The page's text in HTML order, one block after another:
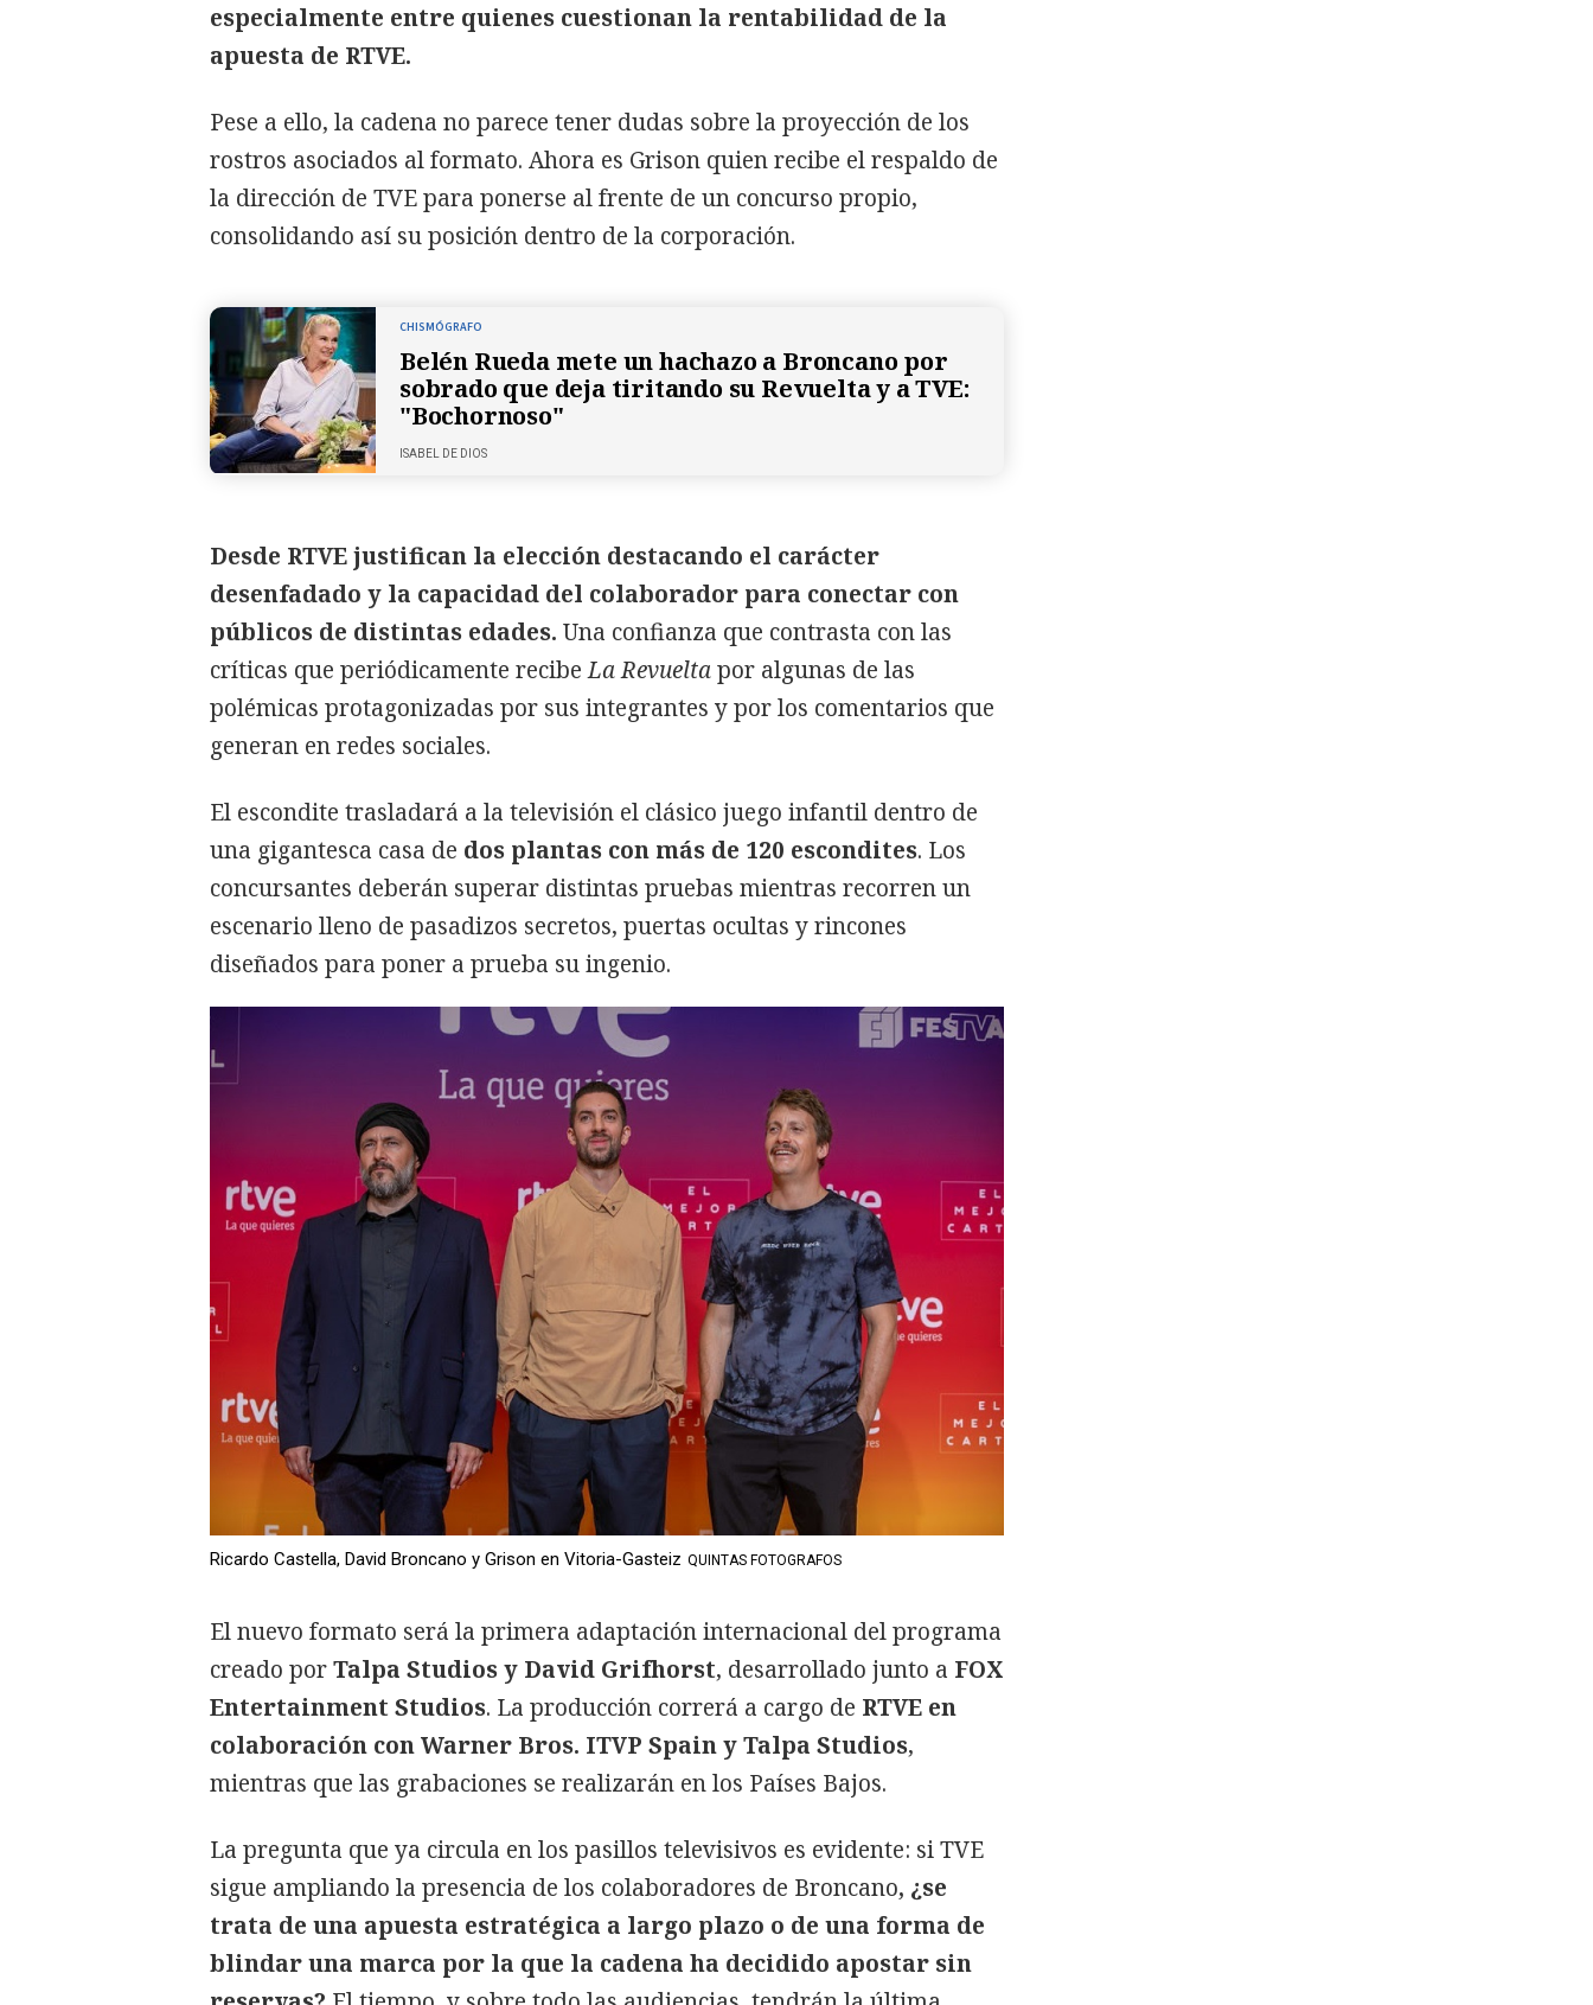
especialmente entre quienes cuestionan la rentabilidad de la
apuesta de RTVE.
Pese a ello, la cadena no parece tener dudas sobre la proyección de los
rostros asociados al formato. Ahora es Grison quien recibe el respaldo de
la dirección de TVE para ponerse al frente de un concurso propio,
consolidando así su posición dentro de la corporación.
CHISMÓGRAFO
Belén Rueda mete un hachazo a Broncano por
sobrado que deja tiritando su Revuelta y a TVE:
"Bochornoso"
ISABEL DE DIOS
Desde RTVE justifican la elección destacando el carácter
desenfadado y la capacidad del colaborador para conectar con
públicos de distintas edades. Una confianza que contrasta con las
críticas que periódicamente recibeLa Revueltapor algunas de las
polémicas protagonizadas por sus integrantes y por los comentarios que
generan en redes sociales.
El escondite trasladará a la televisión el clásico juego infantil dentro de
una gigantesca casa de dos plantas con más de 120 escondites. Los
concursantes deberán superar distintas pruebas mientras recorren un
escenario lleno de pasadizos secretos, puertas ocultas y rincones
diseñados para poner a prueba su ingenio.
Ricardo Castella, David Broncano y Grison en Vitoria-Gasteiz QUINTAS FOTOGRAFOS
El nuevo formato será la primera adaptación internacional del programa
creado porTalpa Studios y David Grifhorst, desarrollado junto a FOX
Entertainment Studios. La producción correrá a cargo de RTVE en
colaboración con Warner Bros. ITVP Spain y Talpa Studios,
mientras que las grabaciones se realizarán en los Países Bajos.
La pregunta que ya circula en los pasillos televisivos es evidente: si TVE
sigue ampliando la presencia de los colaboradores de Broncano, ¿se
trata de una apuesta estratégica a largo plazo o de una forma de
blindar una marca por la que la cadena ha decidido apostar sin